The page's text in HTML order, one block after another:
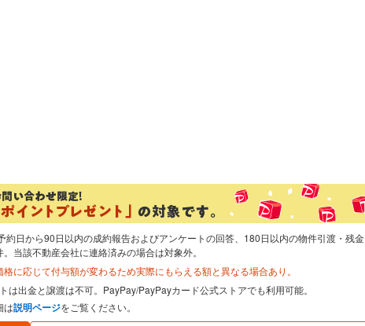
約日から90日以内の成約報告およびアンケートの回答、180日以内の物件引渡・残金
当該不動産会社に連絡済みの場合は対象外。
に応じて付与額が変わるため実際にもらえる額と異なる場合あり。
は出金と譲渡は不可。PayPay/PayPayカード公式ストアでも利用可能。
は説明ページをご覧ください。